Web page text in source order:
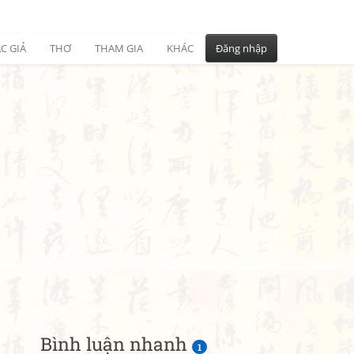
GIẢ THƠ THAM GIA KHÁC Đăng nhập
Bình luận nhanh 1